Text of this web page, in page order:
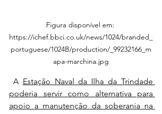
Figura disponível em:
https://ichef.bbci.co.uk/news/1024/branded_
portuguese/1024B/production/_99232166_m
apa-marchina.jpg
A Estação Naval da Ilha da Trindade
poderia servir como alternativa para
apoio a manutenção da soberania na